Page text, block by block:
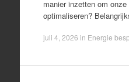
manier inzetten om
optimaliseren?
juli 4, 2026 in Energie